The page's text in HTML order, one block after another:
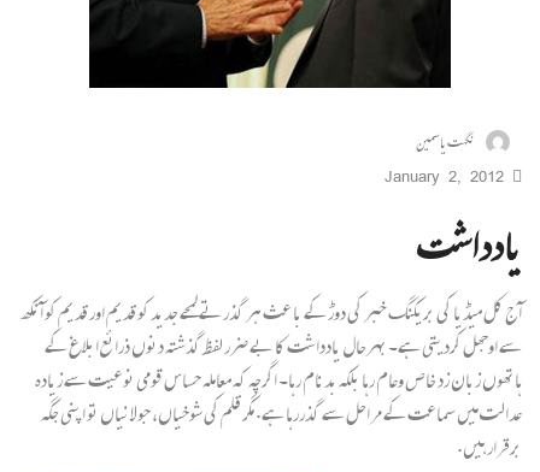
نگہت یاسمین
January 2, 2012
یادداشت
آج کل میڈیا کی بریکنگ خبر کی دوڑ کے با عث ہر گذرتے لمحے جدید کو قدیم اور قدیم کو آنکھ
سے اوجھل کردیتی ہے۔ بہرحال یادداشت کا بے ضرر لفظ گذشتہ دنوں ذرائع ابلاغ کے
ہاتھوں زبان زد خاص وعام رہا بلکہ بدنام رہا۔ اگرچہ کہ معاملہ حساس قومی نوعیت سے زیادہ
عدالت میں سماعت کے مراحل سے گذررہا ہے. مگر قلم کی شوخیاں، جولانیاں تو اپنی جگہ
برقرار ہیں.